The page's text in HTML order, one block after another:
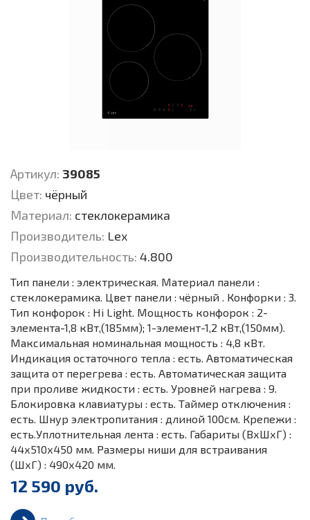
Артикул: 39085
Цвет: чёрный
Материал: стеклокерамика
Производитель: Lex
Производительность: 4.800
Тип панели : электрическая. Материал панели :
стеклокерамика. Цвет панели : чёрный . Конфорки : 3.
Тип конфорок : Hi Light. Мощность конфорок : 2-
элемента-1,8 кВт,(185мм); 1-элемент-1,2 кВт,(150мм).
Максимальная номинальная мощность : 4,8 кВт.
Индикация остаточного тепла : есть. Автоматическая
защита от перегрева : есть. Автоматическая защита
при проливе жидкости : есть. Уровней нагрева : 9.
Блокировка клавиатуры : есть. Таймер отключения :
есть. Шнур электропитания : длиной 100см. Крепежи :
есть.Уплотнительная лента : есть. Габариты (ВхШхГ) :
44х510х450 мм. Размеры ниши для встраивания
(ШхГ) : 490х420 мм.
12 590 руб.